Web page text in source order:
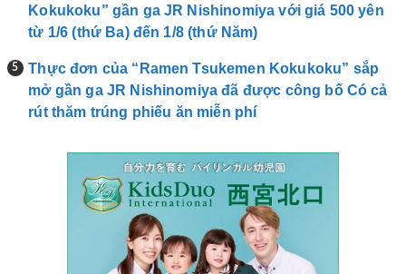
Kokukoku” gần ga JR Nishinomiya với giá 500 yên
từ 1/6 (thứ Ba) đến 1/8 (thứ Năm)
Thực đơn của “Ramen Tsukemen Kokukoku” sắp
mở gần ga JR Nishinomiya đã được công bố Có cả
rút thăm trúng phiếu ăn miễn phí